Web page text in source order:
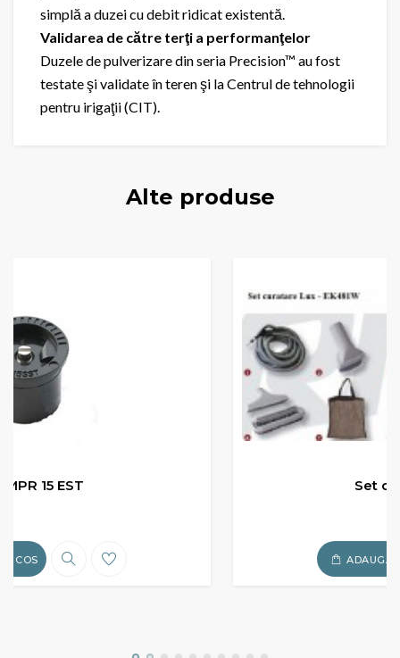
simplă a duzei cu debit ridicat existentă.
Validarea de către terţi a performanţelor
Duzele de pulverizare din seria Precision™ au fost
testate şi validate în teren şi la Centrul de tehnologii
pentru irigaţii (CIT).
Alte produse